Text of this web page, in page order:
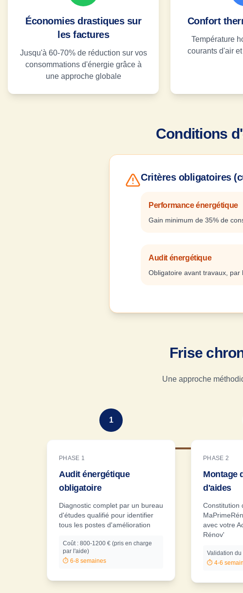
Économies drastiques sur
les factures
Jusqu'à 60-70% de réduction sur vos
consommations d'énergie grâce à
une approche globale
Confort
Température
courants d'air
Conditions
Critères obligatoires
Performance énergétique
Gain minimum de 35% de
Audit énergétique
Obligatoire avant travaux,
Frise
Une approche
1
PHASE 1
Audit énergétique
obligatoire
Diagnostic complet par un bureau
d'études qualifié pour identifier
tous les postes d'amélioration
Coût : 800-1200 € (pris en charge
par l'aide)
⏱️ 6-8 semaines
PHASE 2
Montage
d'aides
Constitution
avec votre
Rénov'
Validation
⏱️ 4-6